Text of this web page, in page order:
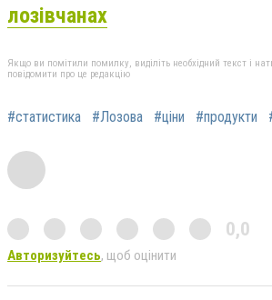
лозівчанах
Якщо ви помітили помилку, виділіть необхідний текст і
повідомити про це редакцію
#статистика #Лозова #ціни #продукти
0,0
Авторизуйтесь, щоб оцінити